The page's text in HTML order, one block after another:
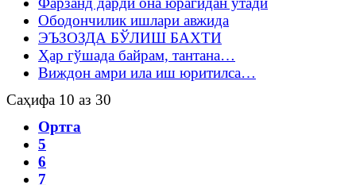
Ободончилик ишлари авжида
ЭЪЗОЗДА БЎЛИШ БАХТИ
Ҳар гўшада байрам, тантана…
Виждон амри ила иш юритилса…
Саҳифа 10 аз 30
Ортга
5
6
7